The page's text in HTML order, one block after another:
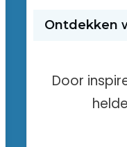
Ontdekken
Door